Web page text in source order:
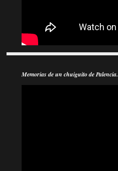
Memorias de un chuiguito de Palencia.